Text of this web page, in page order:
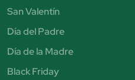
San Valentín
Día del Padre
Día de la Madre
Black Friday